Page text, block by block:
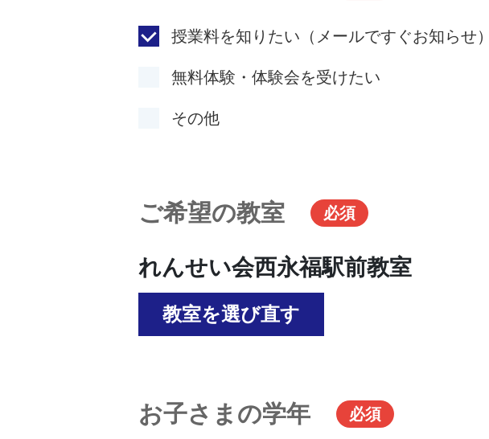
授業料を知りたい（メールですぐお知らせ）
無料体験・体験会を受けたい
その他
ご希望の教室 必須
れんせい会西永福駅前教室
教室を選び直す
お子さまの学年 必須